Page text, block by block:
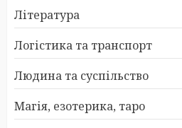
Література
Логістика та транспорт
Людина та суспільство
Магія, езотерика, таро